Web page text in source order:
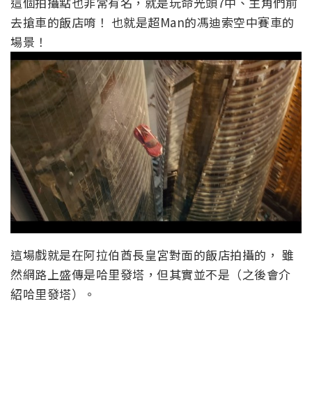
去搶車的飯店唷！ 也就是超Man的馮迪索空中賽車的
場景！
這場戲就是在阿拉伯酋長皇宮對面的飯店拍攝的， 雖
然網路上盛傳是哈里發塔，但其實並不是（之後會介
紹哈里發塔）。